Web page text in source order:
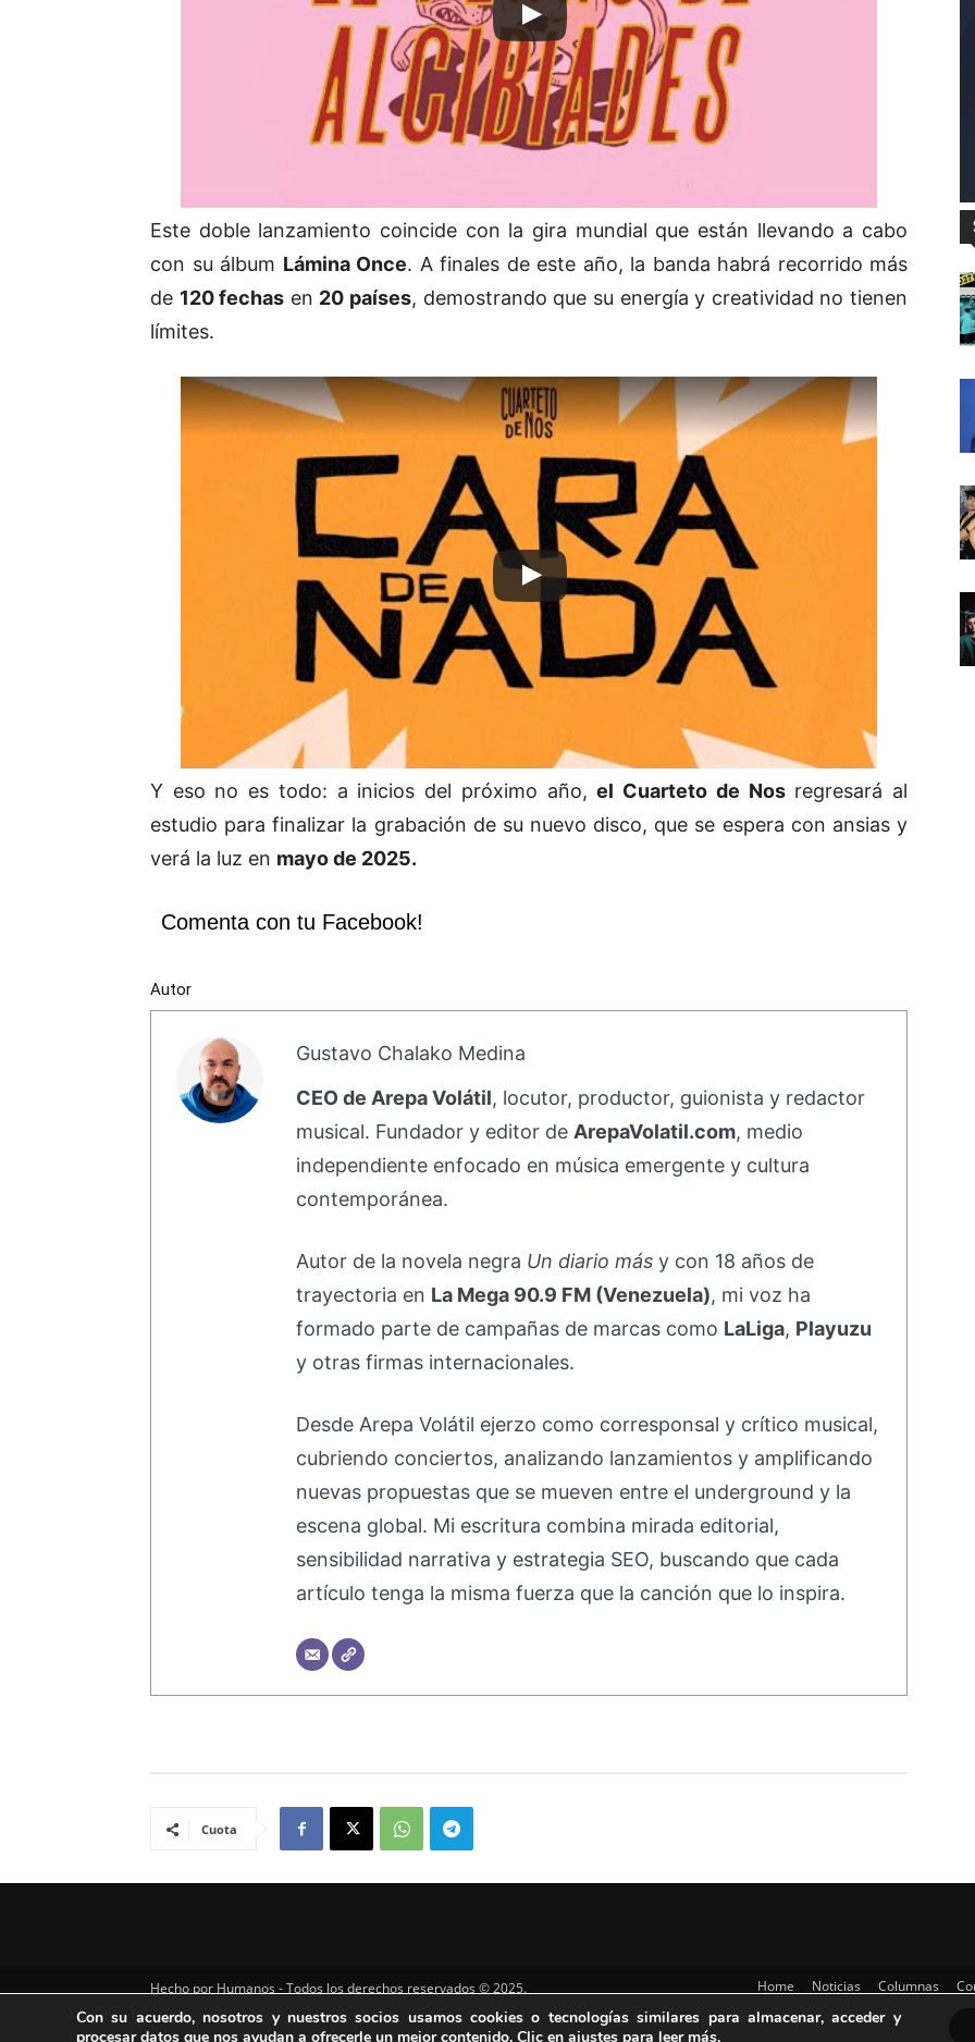
Este doble lanzamiento coincide con la gira mundial que están llevando a cabo
con su álbum Lámina Once. A finales de este año, la banda habrá recorrido más
de 120 fechas en 20 países, demostrando que su energía y creatividad no tienen
límites.
Y eso no es todo: a inicios del próximo año,el Cuarteto de Nosregresará al
estudio para finalizar la grabación de su nuevo disco, que se espera con ansias y
verá la luz en mayo de 2025.
Comenta con tu Facebook!
Autor
Gustavo Chalako Medina
CEO de Arepa Volátil, locutor, productor, guionista y redactor
musical. Fundador y editor de ArepaVolatil.com, medio
independiente enfocado en música emergente y cultura
contemporánea.
Autor de la novela negra Un diario másy con 18 años de
trayectoria en La Mega 90.9 FM (Venezuela), mi voz ha
formado parte de campañas de marcas como LaLiga, Playuzu
y otras firmas internacionales.
Desde Arepa Volátil ejerzo como corresponsal y crítico musical,
cubriendo conciertos, analizando lanzamientos y amplificando
nuevas propuestas que se mueven entre el underground y la
escena global. Mi escritura combina mirada editorial,
sensibilidad narrativa y estrategia SEO, buscando que cada
artículo tenga la misma fuerza que la canción que lo inspira.
Cuota
Hecho por Humanos - Todos los derechos reservados © 2025. Home Noticias Columnas
Contacto
Con su acuerdo, nosotros y nuestros socios usamos cookies o tecnologías similares para almacenar, acceder y
procesar datos que nos ayudan a ofrecerle un mejor contenido. Clic en ajustes para leer más.